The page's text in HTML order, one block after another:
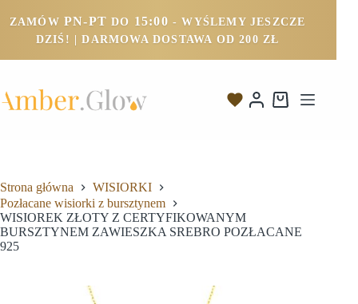
ZAMÓW PN-PT DO 15:00 - WYŚLEMY JESZCZE
DZIŚ! | DARMOWA DOSTAWA OD 200 ZŁ
Strona główna
WISIORKI
Pozłacane wisiorki z bursztynem
WISIOREK ZŁOTY Z CERTYFIKOWANYM
BURSZTYNEM ZAWIESZKA SREBRO POZŁACANE
925